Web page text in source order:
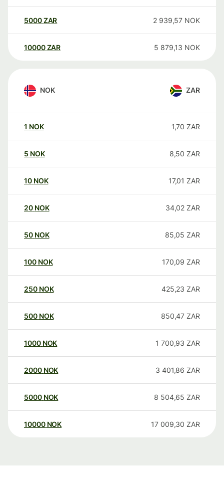
5000ZAR 2 939,57 NOK
10000 ZAR 5 879,13 NOK
NOK ZAR
1 NOK 1,70 ZAR
5 NOK 8,50 ZAR
10 NOK 17,01 ZAR
20 NOK 34,02 ZAR
50 NOK 85,05 ZAR
100 NOK 170,09 ZAR
250 NOK 425,23 ZAR
500 NOK 850,47 ZAR
1000 NOK 1 700,93 ZAR
2000 NOK 3 401,86 ZAR
5000 NOK 8 504,65 ZAR
10000 NOK 17 009,30 ZAR